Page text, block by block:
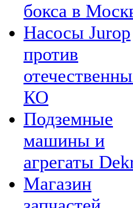
бокса в
Насосы Jurop
против
КО
Подземные
машины и
агрегаты
Магазин